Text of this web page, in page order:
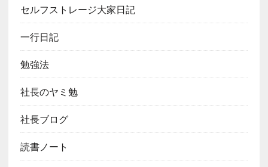
セルフストレージ大家日記
一行日記
勉強法
社長のヤミ勉
社長ブログ
読書ノート